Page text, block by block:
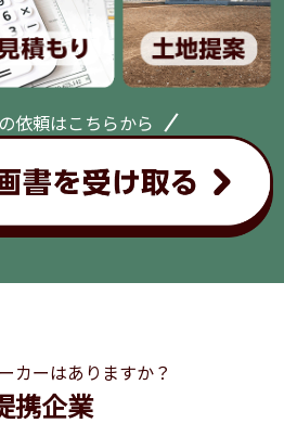
依頼はこちらから
カーはありますか？
携企業